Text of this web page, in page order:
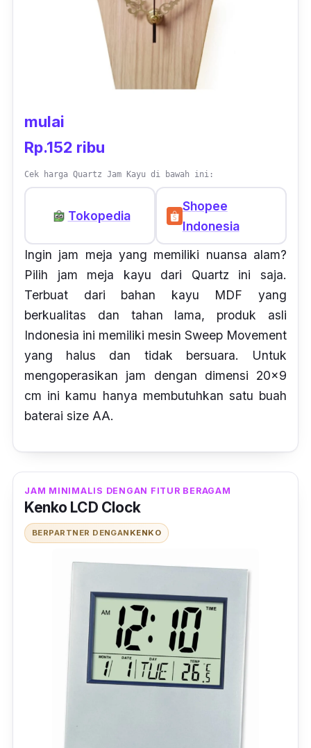
mulai
Rp.152 ribu
Cek harga Quartz Jam Kayu di bawah ini:
Tokopedia
Shopee
Indonesia
Ingin jam meja yang memiliki nuansa alam?
Pilih jam meja kayu dari Quartz ini saja.
Terbuat dari bahan kayu MDF yang
berkualitas dan tahan lama, produk asli
Indonesia ini memiliki mesin Sweep Movement
yang halus dan tidak bersuara. Untuk
mengoperasikan jam dengan dimensi 20x9
cm ini kamu hanya membutuhkan satu buah
baterai size AA.
JAM MINIMALIS DENGAN FITUR BERAGAM
Kenko LCD Clock
BERPARTNER DENGAN KENKO